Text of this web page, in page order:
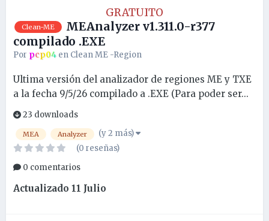
GRATUITO
Clean-ME
MEAnalyzer v1.311.0-r377
compilado .EXE
Por pcp04 en Clean ME -Region
Ultima versión del analizador de regiones ME y TXE
a la fecha 9/5/26 compilado a .EXE (Para poder ser...
23 downloads
MEA Analyzer
(y 2 más)
(0 reseñas)
0 comentarios
Actualizado 11 Julio